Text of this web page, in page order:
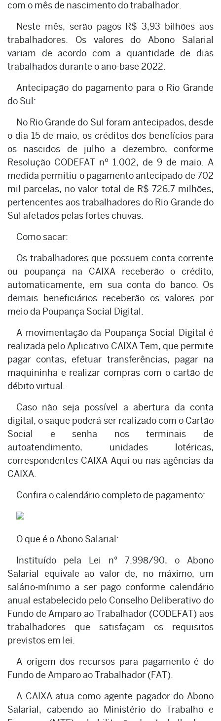
com o mês de nascimento do trabalhador.
Neste mês, serão pagos R$ 3,93 bilhões aos
trabalhadores. Os valores do Abono Salarial
variam de acordo com a quantidade de dias
trabalhados durante o ano-base 2022.
Antecipação do pagamento para o Rio Grande
do Sul:
No Rio Grande do Sul foram antecipados, desde
o dia 15 de maio, os créditos dos benefícios para
os nascidos de julho a dezembro, conforme
Resolução CODEFAT nº 1.002, de 9 de maio. A
medida permitiu o pagamento antecipado de 702
mil parcelas, no valor total de R$ 726,7 milhões,
pertencentes aos trabalhadores do Rio Grande do
Sul afetados pelas fortes chuvas.
Como sacar:
Os trabalhadores que possuem conta corrente
ou poupança na CAIXA receberão o crédito,
automaticamente, em sua conta do banco. Os
demais beneficiários receberão os valores por
meio da Poupança Social Digital.
A movimentação da Poupança Social Digital é
realizada pelo Aplicativo CAIXA Tem, que permite
pagar contas, efetuar transferências, pagar na
maquininha e realizar compras com o cartão de
débito virtual.
Caso não seja possível a abertura da conta
digital, o saque poderá ser realizado com o Cartão
Social e senha nos terminais de
autoatendimento, unidades lotéricas,
correspondentes CAIXA Aqui ou nas agências da
CAIXA.
Confira o calendário completo de pagamento:
O que é o Abono Salarial:
Instituído pela Lei n° 7.998/90, o Abono
Salarial equivale ao valor de, no máximo, um
salário-mínimo a ser pago conforme calendário
anual estabelecido pelo Conselho Deliberativo do
Fundo de Amparo ao Trabalhador (CODEFAT) aos
trabalhadores que satisfaçam os requisitos
previstos em lei.
A origem dos recursos para pagamento é do
Fundo de Amparo ao Trabalhador (FAT).
A CAIXA atua como agente pagador do Abono
Salarial, cabendo ao Ministério do Trabalho e